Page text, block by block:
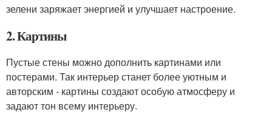
зелени заряжает энергией и улучшает настроение.
2. Картины
Пустые стены можно дополнить картинами или
постерами. Так интерьер станет более уютным и
авторским - картины создают особую атмосферу и
задают тон всему интерьеру.